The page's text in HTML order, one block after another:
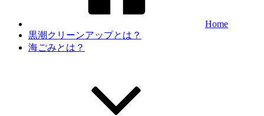
Home
黒潮クリーンアップとは？
海ごみとは？